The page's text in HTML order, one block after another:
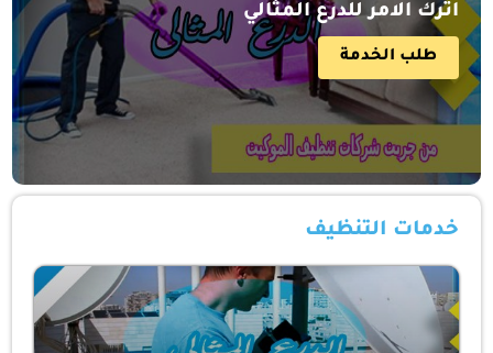
اترك الامر للدرع المثالي
طلب الخدمة
خدمات التنظيف